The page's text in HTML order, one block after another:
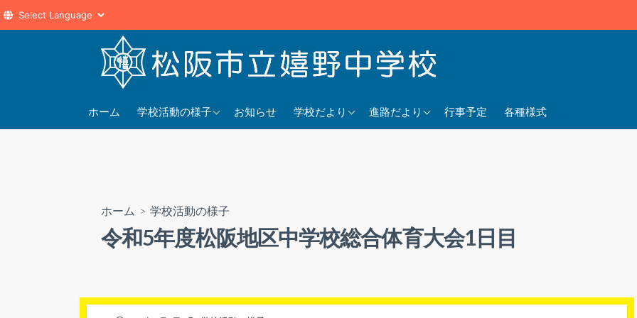
へ
ホーム 学校活動の様子
2025年度
お知らせ 学校だより
2025年度
進路だより
2025年度
行事予定 各種様式
ホーム > 学校活動の様子
令和5年度松阪地区中学校総合体育大会1日目